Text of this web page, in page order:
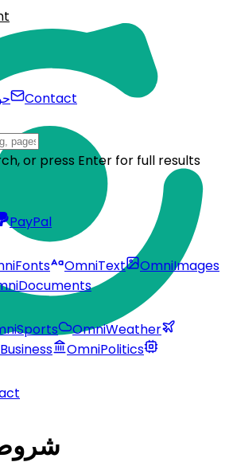
Contact
or press Enter for full results
PayPal
OmniText
OmniImages
OmniWeather
OmniPolitics